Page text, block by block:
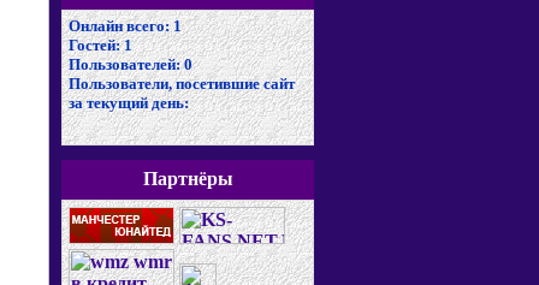
Онлайн всего:1
Гостей:1
Пользователей:0
Пользователи, посетившие сайт
за текущий день:
Партнёры